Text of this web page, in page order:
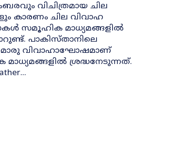
വിചിത്രമായ ചില
കാരണം ചില വിവാഹ
സമൂഹിക മാധ്യമങ്ങളില്‍
പാകിസ്താനിലെ
വിവാഹാഘോഷമാണ്
ശ്രദ്ധനേടുന്നത്.